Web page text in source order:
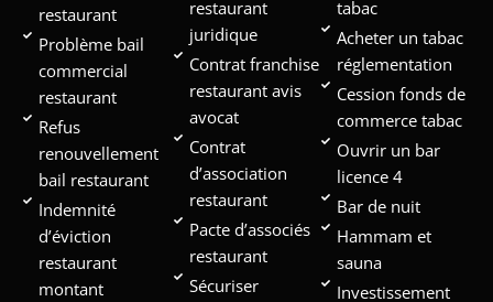
restaurant
Problème bail
commercial
restaurant
Refus
renouvellement
bail restaurant
Indemnité
d’éviction
restaurant
montant
restaurant
juridique
Contrat franchise
restaurant avis
avocat
Contrat
d’association
restaurant
Pacte d’associés
restaurant
Sécuriser
tabac
Acheter un tabac
réglementation
Cession fonds de
commerce tabac
Ouvrir un bar
licence 4
Bar de nuit
Hammam et
sauna
Investissement